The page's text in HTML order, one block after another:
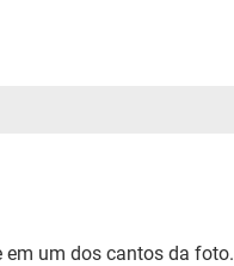
em um dos cantos da foto.